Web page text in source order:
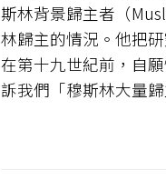
斯林背景歸主者（
林歸主的情況。他把
在第十九世紀前，自
訴我們「穆斯林大量